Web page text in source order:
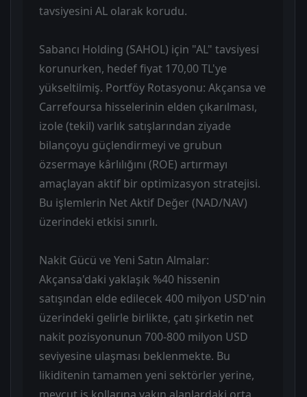
tavsiyesini AL olarak korudu.
Sabancı Holding (SAHOL) için "AL" tavsiyesi
korunurken, hedef fiyat 170,00 TL'ye
yükseltilmiş. Portföy Rotasyonu: Akçansa ve
Carrefoursa hisselerinin elden çıkarılması,
izole (tekil) varlık satışlarından ziyade
bilançoyu güçlendirmeyi ve grubun
özsermaye kârlılığını (ROE) artırmayı
amaçlayan aktif bir optimizasyon stratejisi.
Bu işlemlerin Net Aktif Değer (NAD/NAV)
üzerindeki etkisi sınırlı.
Nakit Gücü ve Yeni Satın Almalar:
Akçansa'daki yaklaşık %40 hissenin
satışından elde edilecek 400 milyon USD'nin
üzerindeki gelirle birlikte, çatı şirketin net
nakit pozisyonunun 700-800 milyon USD
seviyesine ulaşması beklenmekte. Bu
likiditenin tamamen yeni sektörler yerine,